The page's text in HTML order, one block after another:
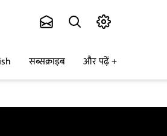
सब्सक्राइब और पढ़ें